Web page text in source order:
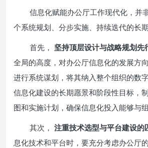
信息化赋能办公厅工作现代化，并
个系统规划、分步实施、持续迭代的长期
首先， 坚持顶层设计与战略规划先
全局的高度，对办公厅信息化的发展方
进行系统谋划，将其纳入整个组织的数
信息化建设的长期愿景和阶段性目标，
图和实施计划，确保信息化投入能够与
其次， 注重技术选型与平台建设的
息化技术和平台时，要充分考虑办公厅